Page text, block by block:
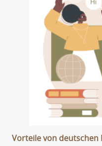
Vorteile von deutschen